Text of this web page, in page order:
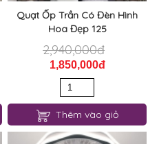
Quạt Ốp Trần Có Đèn Hình
Hoa Đẹp 125
2,940,000đ
1,850,000đ
Thêm vào giỏ